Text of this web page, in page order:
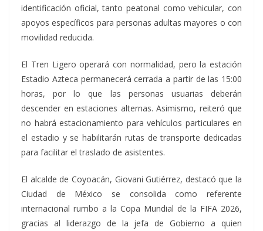
identificación oficial, tanto peatonal como vehicular, con
apoyos específicos para personas adultas mayores o con
movilidad reducida.
El Tren Ligero operará con normalidad, pero la estación
Estadio Azteca permanecerá cerrada a partir de las 15:00
horas, por lo que las personas usuarias deberán
descender en estaciones alternas. Asimismo, reiteró que
no habrá estacionamiento para vehículos particulares en
el estadio y se habilitarán rutas de transporte dedicadas
para facilitar el traslado de asistentes.
El alcalde de Coyoacán, Giovani Gutiérrez, destacó que la
Ciudad de México se consolida como referente
internacional rumbo a la Copa Mundial de la FIFA 2026,
gracias al liderazgo de la jefa de Gobierno a quien